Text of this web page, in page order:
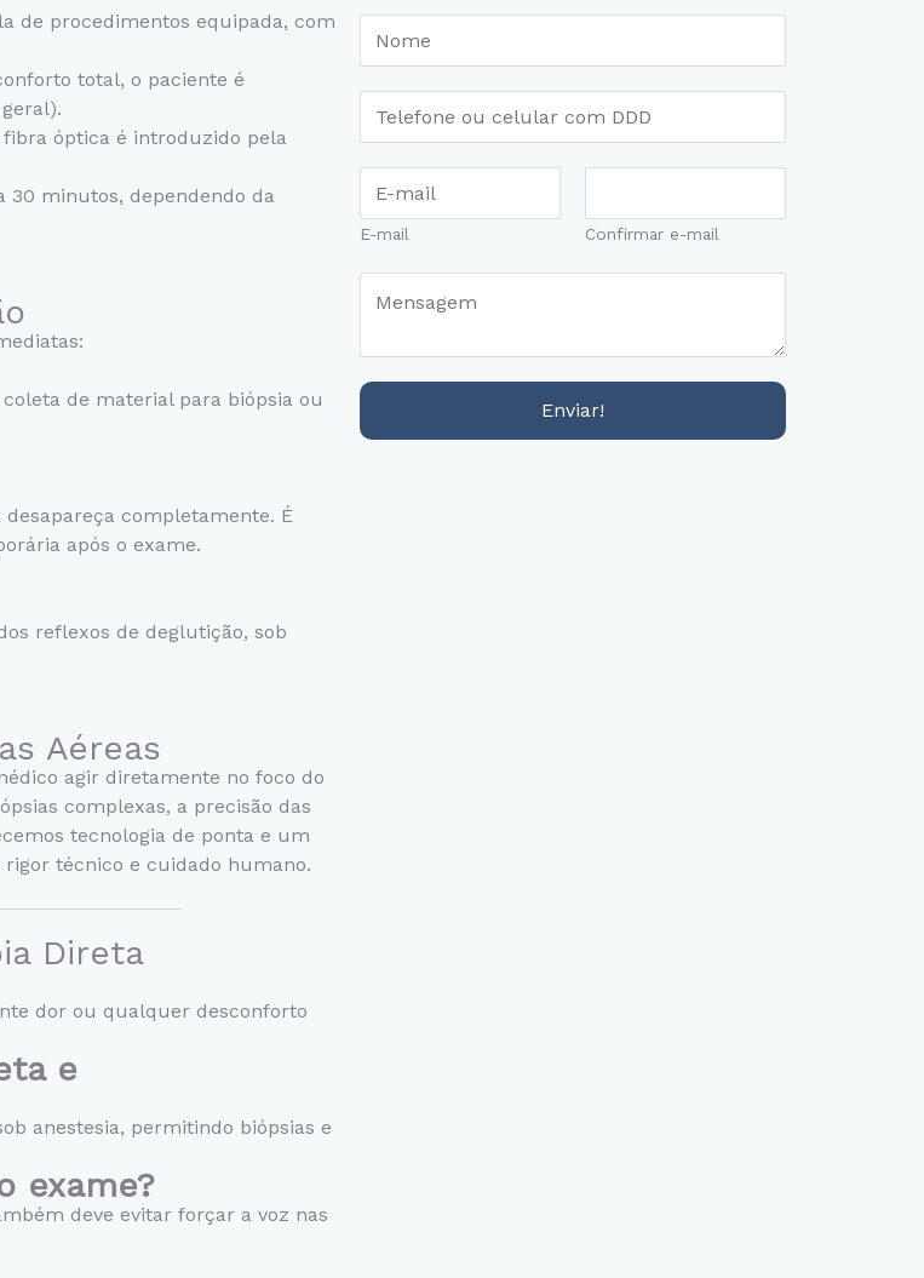
de procedimentos equipada, com
total, o paciente é
óptica é introduzido pela
30 minutos, dependendo da
de material para biópsia ou
completamente. É
após o exame.
reflexos de deglutição, sob
Aéreas
agir diretamente no foco do
complexas, a precisão das
tecnologia de ponta e um
técnico e cuidado humano.
Direta
dor ou qualquer desconforto
e
anestesia, permitindo biópsias e
exame?
deve evitar forçar a voz nas
m
*
l
f
n
u
c
e
m
a
*
E-mail Confirmar e-mail
g
Enviar!